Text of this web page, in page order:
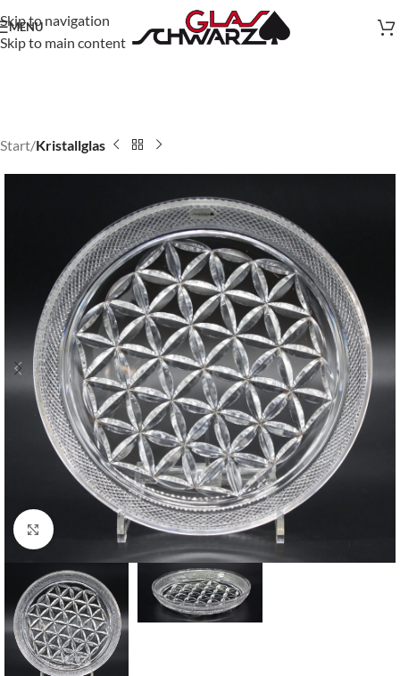
Skip to navigation
Skip to main content
MENU
Start Kristallglas
Zum vergrößern anklicken